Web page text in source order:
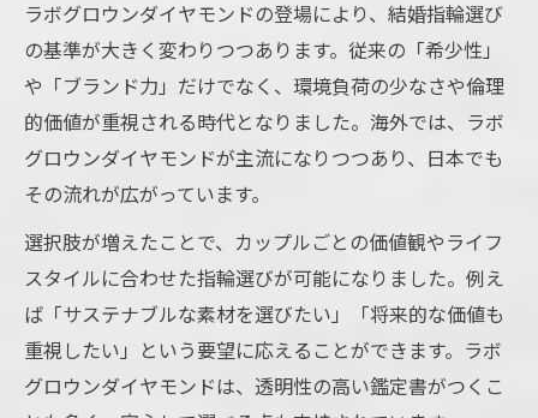
ラボグロウンダイヤモンドの登場により、結婚指輪選び
の基準が大きく変わりつつあります。従来の「希少性」
や「ブランド力」だけでなく、環境負荷の少なさや倫理
的価値が重視される時代となりました。海外では、ラボ
グロウンダイヤモンドが主流になりつつあり、日本でも
その流れが広がっています。
選択肢が増えたことで、カップルごとの価値観やライフ
スタイルに合わせた指輪選びが可能になりました。例え
ば「サステナブルな素材を選びたい」「将来的な価値も
重視したい」という要望に応えることができます。ラボ
グロウンダイヤモンドは、透明性の高い鑑定書がつくこ